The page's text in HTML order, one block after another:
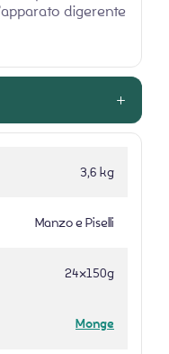
digerente
3,6 kg
Manzo e Piselli
24x150g
Monge